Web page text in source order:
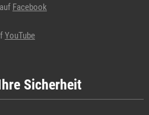
Facebook
YouTube
Sicherheit